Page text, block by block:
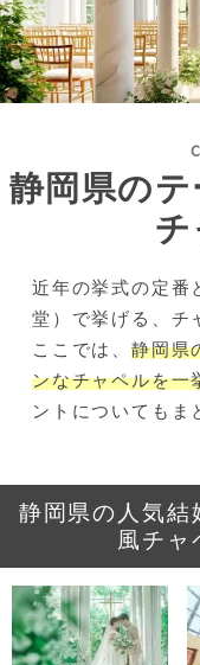
静岡県の
チ
近年の挙式の定番
堂）で挙げる、チ
ここでは、 静岡県
ンなチャペルを一
ントについてもま
静岡県の人気結
風チャ